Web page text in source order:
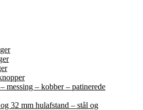
messing – kobber – patinerede
32 mm hulafstand – stål og